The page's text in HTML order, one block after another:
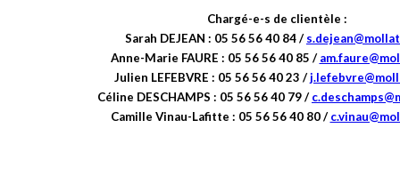
Chargé-e-s de clientèle :
Sarah DEJEAN : 05 56 56 40 84 /
Anne-Marie FAURE : 05 56 56 40 85 /
Julien LEFEBVRE : 05 56 56 40 23 /
Céline DESCHAMPS : 05 56 56 40 79 /
Camille Vinau-Lafitte : 05 56 56 40 80 /